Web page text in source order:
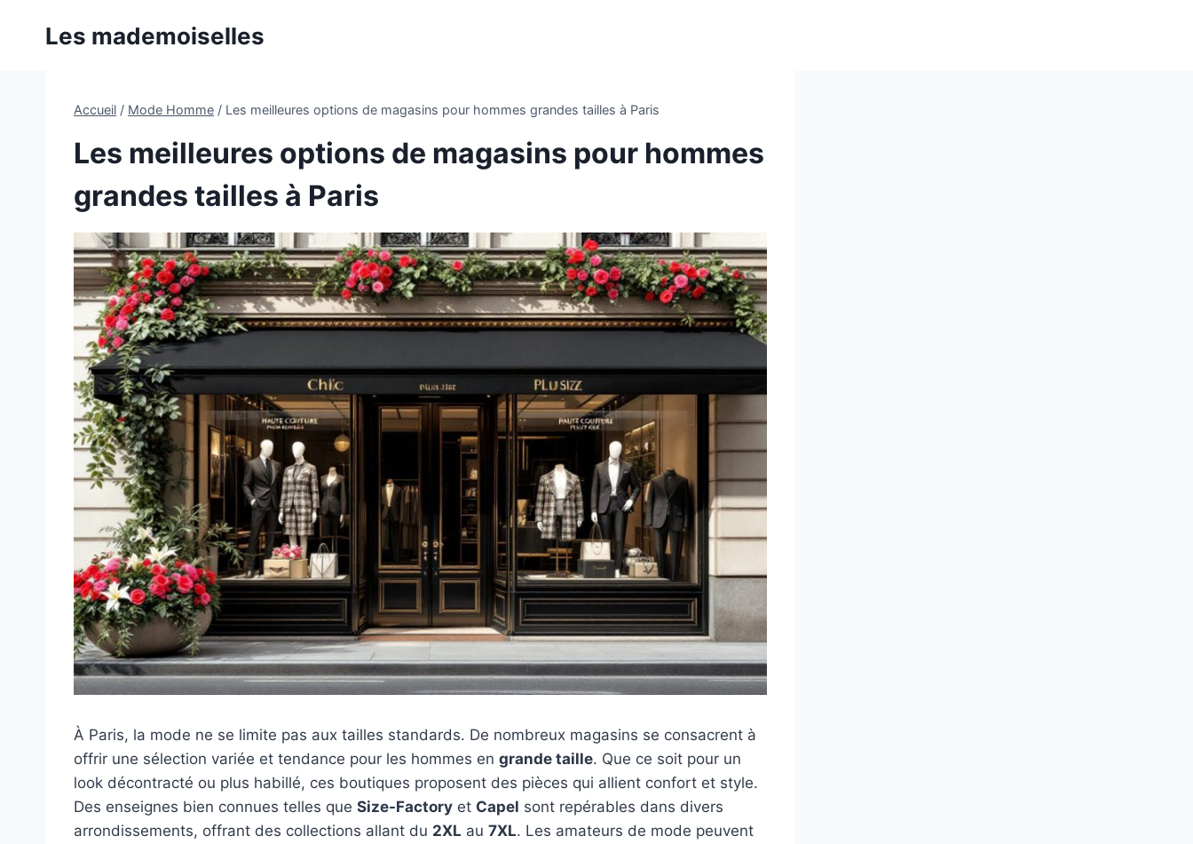
Les mademoiselles
Accueil / Mode Homme / Les meilleures options de magasins pour hommes grandes tailles à Paris
Les meilleures options de magasins pour hommes
grandes tailles à Paris
À Paris, la mode ne se limite pas aux tailles standards. De nombreux magasins se consacrent à
offrir une sélection variée et tendance pour les hommes en grande taille. Que ce soit pour un
look décontracté ou plus habillé, ces boutiques proposent des pièces qui allient confort et style.
Des enseignes bien connues telles que Size-Factory et Capel sont repérables dans divers
arrondissements, offrant des collections allant du 2XL au 7XL. Les amateurs de mode peuvent